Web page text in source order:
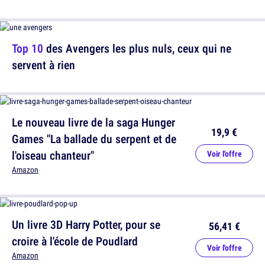
Le nouveau livre de la saga Hunger
Games "La ballade du serpent et de
l'oiseau chanteur"
Amazon
19,9 €
Voir l'offre
Top 10 des Avengers les plus nuls, ceux qui ne
servent à rien
Un livre 3D Harry Potter, pour se
croire à l'école de Poudlard
Amazon
56,41 €
Voir l'offre